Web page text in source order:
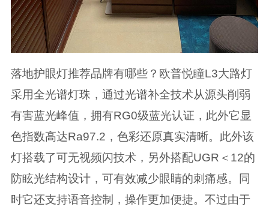
落地护眼灯推荐品牌有哪些？欧普悦瞳L3大路灯
采用全光谱灯珠，通过光谱补全技术从源头削弱
有害蓝光峰值，拥有RG0级蓝光认证，此外它显
色指数高达Ra97.2，色彩还原真实清晰。此外该
灯搭载了可无视频闪技术，另外搭配UGR＜12的
防眩光结构设计，可有效减少眼睛的刺痛感。同
时它还支持语音控制，操作更加便捷。不过由于